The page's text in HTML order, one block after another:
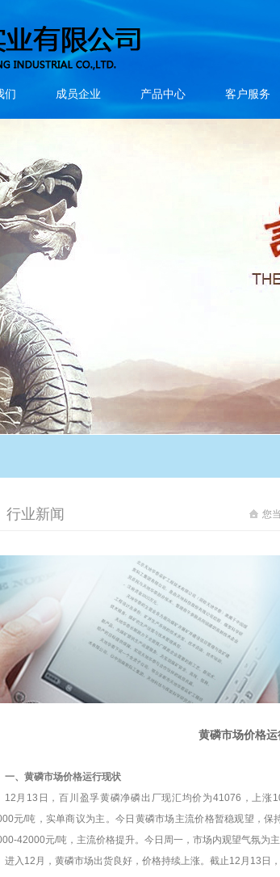
们 成员企业 产品中心 客户服务
行业新闻 您
黄磷市场价格
一、黄磷市场价格运行现状
12月13日，百川盈孚黄磷净磷出厂现汇均价为41076，上
元/吨，实单商议为主。今日黄磷市场主流价格暂稳观望，
42000元/吨，主流价格提升。今日周一，市场内观望气氛为主
进入 12月，黄磷市场出货良好，价格持续上涨。截止12月13日